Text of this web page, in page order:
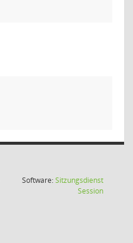
Software:Sitzungsdienst
Session(Wird in